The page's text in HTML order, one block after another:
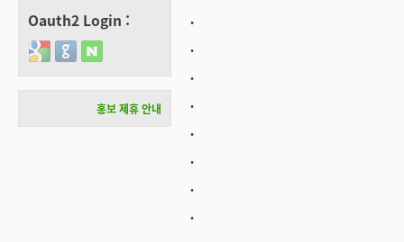
.
.
.
.
.
.
.
.
Oauth2 Login :
Login with Google
Login with GitHub
Login with Naver
홍보 제휴 안내